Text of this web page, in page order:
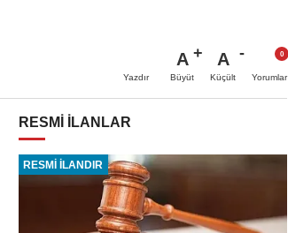
Yazdır
A
Büyüt
A
Küçült Yorumlar
RESMİ İLANLAR
RESMİ İLANDIR